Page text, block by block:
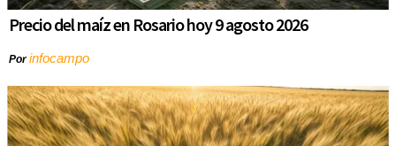
Precio del maíz en Rosario hoy 9 agosto 2026
Porinfocampo